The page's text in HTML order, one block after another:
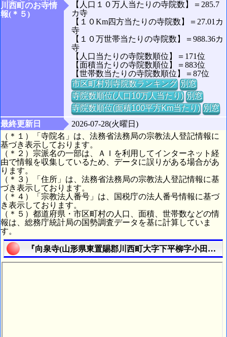
川西町のお寺情
報(＊５)
【人口１０万人当たりの寺院数】＝285.7
カ寺
【１０Km四方当たりの寺院数】＝27.01カ
寺
【１０万世帯当たりの寺院数】＝988.36カ
寺
【人口当たりの寺院数順位】＝171位
【面積当たりの寺院数順位】＝883位
【世帯数当たりの寺院数順位】＝87位
市区町村別寺院数ランキング 別窓
寺院数順位(人口10万人当たり) 別窓
寺院数順位(面積100平方Km当たり) 別窓
最終更新日
2026-07-28(火曜日)
（＊１）「寺院名」は、法務省法務局の宗教法人登記情報に
基づき表示しております。
（＊２）宗派名の一部は、ＡＩを利用してインターネット経
由で情報を収集しているため、データに誤りがある場合があ
ります。
（＊３）「住所」は、法務省法務局の宗教法人登記情報に基
づき表示しております。
（＊４）「宗教法人番号」は、国税庁の法人番号情報に基づ
き表示しております。
（＊５）都道府県・市区町村の人口、面積、世帯数などの情
報は、総務庁統計局の国勢調査データを基に計算していま
す。
『向泉寺(山形県東置賜郡川西町大字下平柳字小田屋